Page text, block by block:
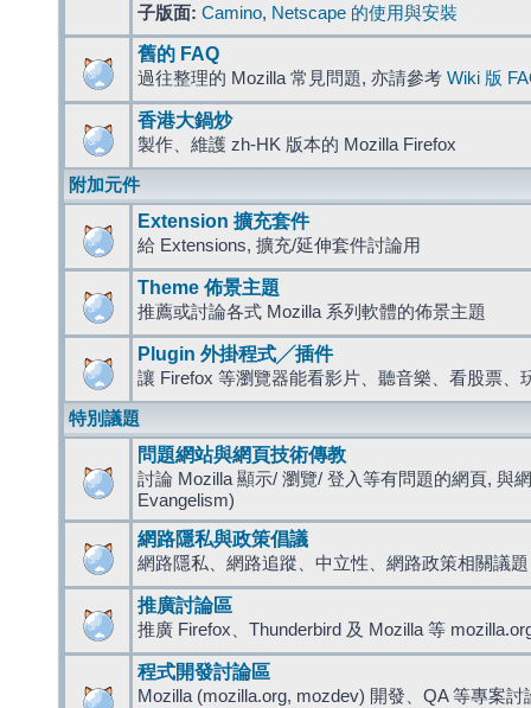
子版面: Camino, Netscape 的使用與安裝
舊的 FAQ
過往整理的 Mozilla 常見問題, 亦請參考 Wiki 版
香港大鍋炒
製作、維護 zh-HK 版本的 Mozilla Firefox
附加元件
Extension 擴充套件
給 Extensions, 擴充/延伸套件討論用
Theme 佈景主題
推薦或討論各式 Mozilla 系列軟體的佈景主題
Plugin 外掛程式╱插件
讓 Firefox 等瀏覽器能看影片、聽音樂、看股票、
特別議題
問題網站與網頁技術傳教
討論 Mozilla 顯示/ 瀏覽/ 登入等有問題的網頁, 與
Evangelism)
網路隱私與政策倡議
網路隱私、網路追蹤、中立性、網路政策相關議題
推廣討論區
推廣 Firefox、Thunderbird 及 Mozilla 等
程式開發討論區
Mozilla (mozilla.org, mozdev) 開發、QA 等專案討